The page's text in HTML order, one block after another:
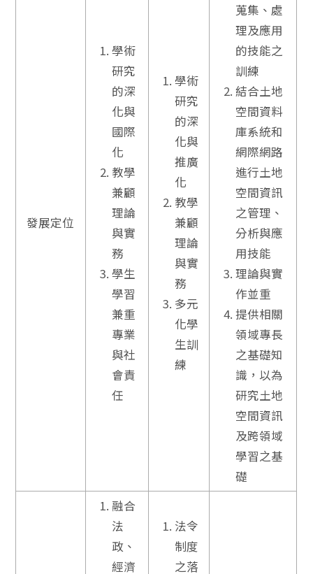
發展定位
學術
研究
的深
化與
國際
化
教學
兼顧
理論
與實
務
學生
學習
兼重
專業
與社
會責
任
學術
研究
的深
化與
推廣
化
教學
兼顧
理論
與實
務
多元
化學
生訓
練
蒐集、處
理及應用
的技能之
訓練
結合土地
空間資料
庫系統和
網際網路
進行土地
空間資訊
之管理、
分析與應
用技能
理論與實
作並重
提供相關
領域專長
之基礎知
識，以為
研究土地
空間資訊
及跨領域
學習之基
礎
融合
法
政、
經濟
法令
制度
之落